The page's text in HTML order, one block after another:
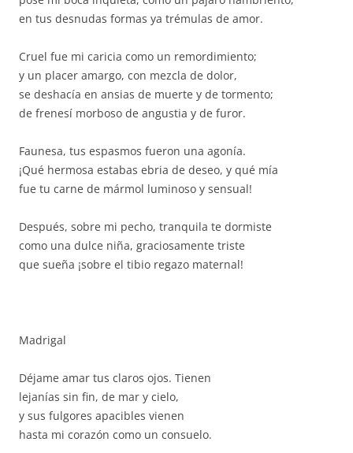
en tus desnudas formas ya trémulas de amor.
Cruel fue mi caricia como un remordimiento;
y un placer amargo, con mezcla de dolor,
se deshacía en ansias de muerte y de tormento;
de frenesí morboso de angustia y de furor.
Faunesa, tus espasmos fueron una agonía.
¡Qué hermosa estabas ebria de deseo, y qué mía
fue tu carne de mármol luminoso y sensual!
Después, sobre mi pecho, tranquila te dormiste
como una dulce niña, graciosamente triste
que sueña ¡sobre el tibio regazo maternal!
Madrigal
Déjame amar tus claros ojos. Tienen
lejanías sin fin, de mar y cielo,
y sus fulgores apacibles vienen
hasta mi corazón como un consuelo.